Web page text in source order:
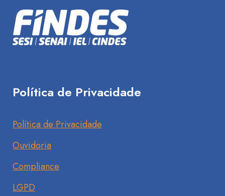
Política de Privacidade
Política de Privacidade
Ouvidoria
Compliance
LGPD